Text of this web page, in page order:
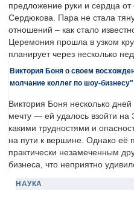
предложение руки и сердца от
Сердюкова. Пара не стала
отношений – как стало
Церемония прошла в узком
планирует через несколько
Виктория Боня о своем
молчание коллег по шоу-бизнесу"
Виктория Боня несколько
мечту — ей удалось взойти на
какими трудностями и
на пути к вершине. Однако её
практически незамеченным
бизнеса, что неприятно
НАУКА